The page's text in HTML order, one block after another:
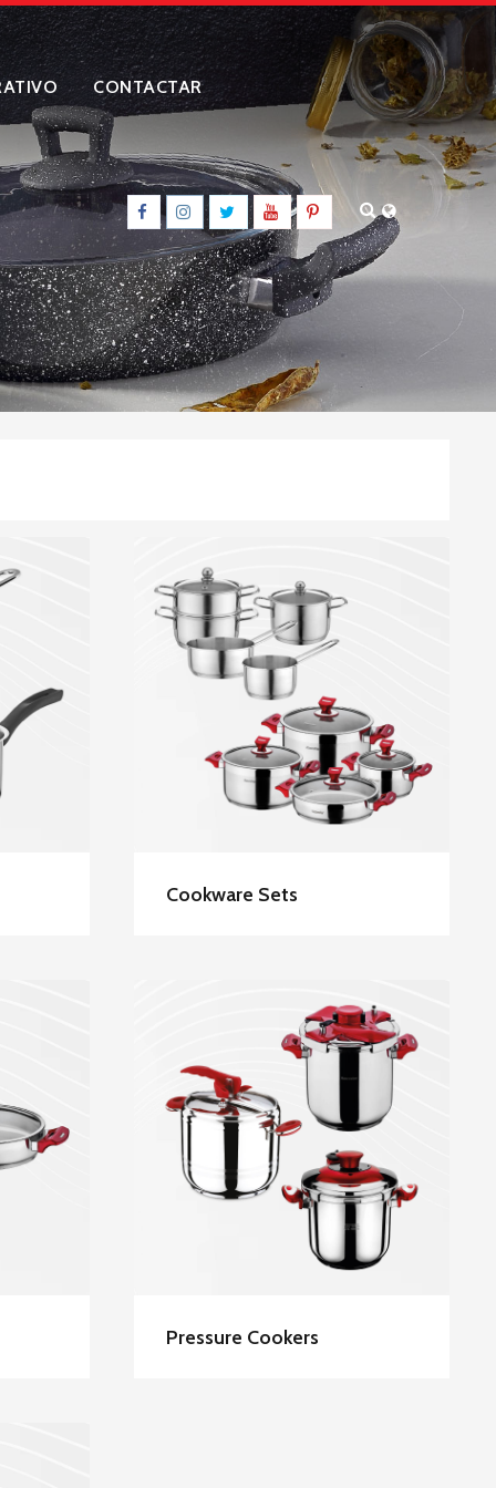
CONTACTAR
Hascevher Stainless
Steel Cookware Sets
Cookware Sets
Hascevher Stainless
Steel Pressure Cookers
Pressure Cookers